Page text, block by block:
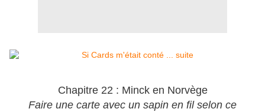
Chapitre 22 : Minck en Norvège
Faire une carte avec un sapin en fil selon ce